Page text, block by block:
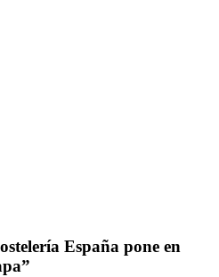
España pone en